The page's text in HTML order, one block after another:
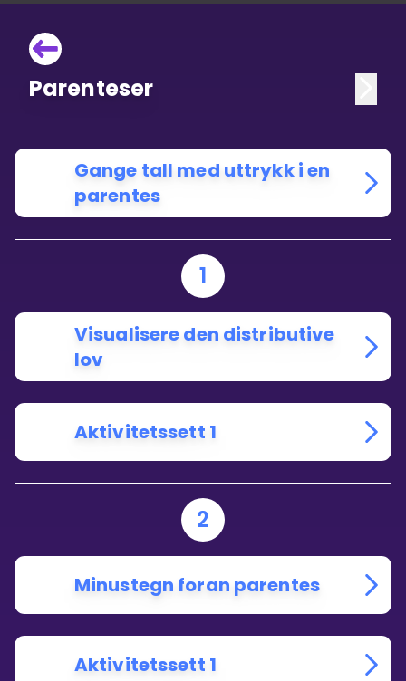
Parenteser
Gange tall med uttrykk i en
parentes
1
Visualisere den distributive
lov
Aktivitetssett 1
2
Minustegn foran parentes
Aktivitetssett 1